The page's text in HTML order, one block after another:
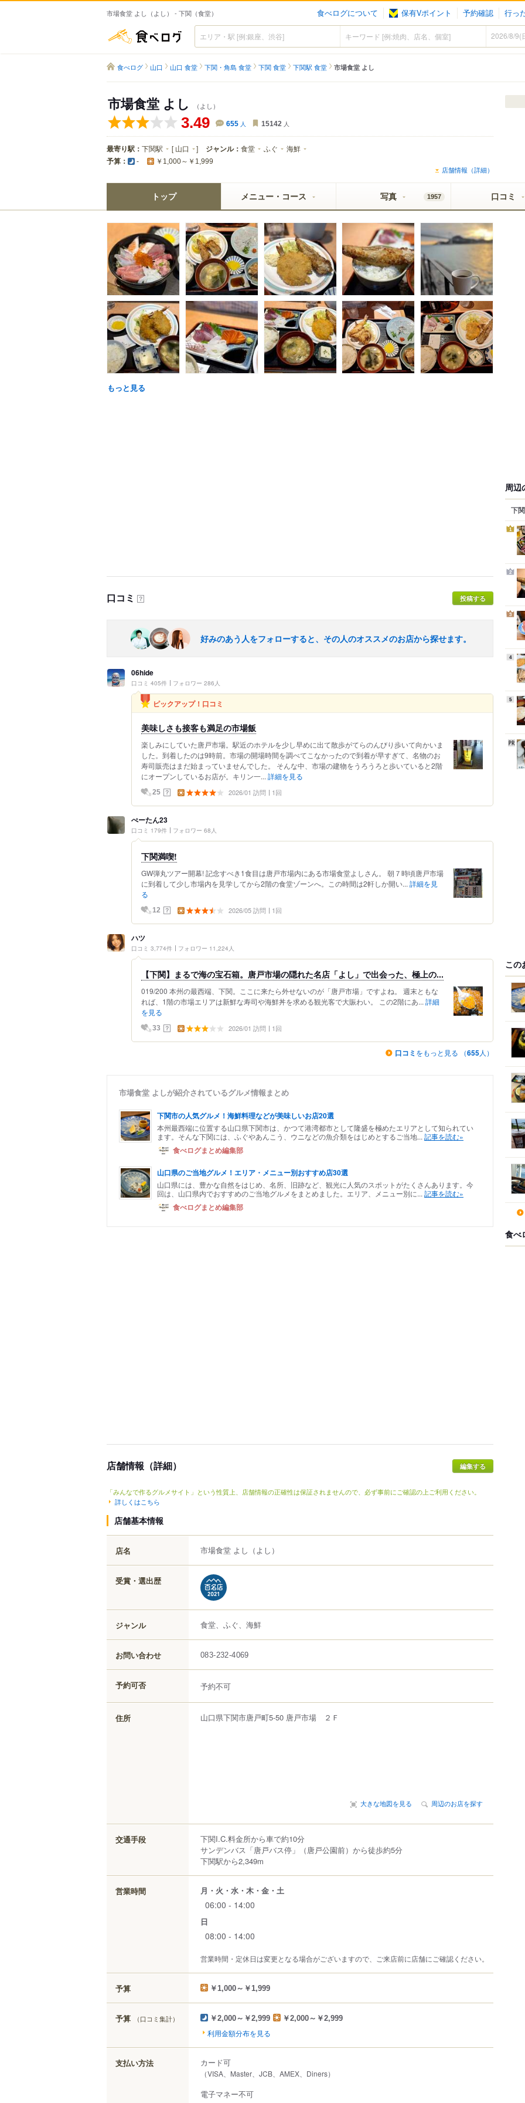
市場食堂 よし（よし） - 下関（食堂） 食べログについて 保有Vポイント 予約確認 行っ
食べログ
食べログ 山口 山口 食堂 下関・角島 食堂 下関 食堂 下関駅 食堂 市場食堂 よし
市場食堂 よし （よし）
3.49 655 人 15142 人
最寄り駅： 下関駅 [ 山口 ] ジャンル： 食堂 ふぐ 海鮮
予算： - ￥1,000～￥1,999
店舗情報（詳細）
トップ メニュー・コース 写真 1957 口コミ
もっと見る
口コミ ？ 投稿する
好みのあう人をフォローすると、その人のオススメのお店から探せます。
06hide
口コミ 405件 フォロワー 286人
ピックアップ！口コミ
美味しさも接客も満足の市場飯
楽しみにしていた唐戸市場。駅近のホテルを少し早めに出て散歩がてらのんびり歩いて向かいま
した。到着したのは9時前。市場の開場時間を調べてこなかったので到着が早すぎて、名物のお
寿司販売はまだ始まっていませんでした。 そんな中、市場の建物をうろうろと歩いていると2階
にオープンしているお店が。キリン一... 詳細を見る
25 ？ 2026/01 訪問 1回
ぺーたん23
口コミ 179件 フォロワー 68人
下関満喫!
GW弾丸ツアー開幕! 記念すべき1食目は唐戸市場内にある市場食堂よしさん。 朝７時頃唐戸市場
に到着して少し市場内を見学してから2階の食堂ゾーンへ。この時間は2軒しか開い... 詳細を見
る
12 ？ 2026/05 訪問 1回
ハツ
口コミ 3,774件 フォロワー 11,224人
【下関】まるで海の宝石箱。唐戸市場の隠れた名店「よし」で出会った、極上の...
019/200 本州の最西端、下関。ここに来たら外せないのが「唐戸市場」ですよね。 週末ともな
れば、1階の市場エリアは新鮮な寿司や海鮮丼を求める観光客で大賑わい。 この2階にあ... 詳細
を見る
33 ？ 2026/01 訪問 1回
口コミ をもっと見る （655人）
市場食堂 よしが紹介されているグルメ情報まとめ
下関市の人気グルメ！海鮮料理などが美味しいお店20選
本州最西端に位置する山口県下関市は、かつて港湾都市として隆盛を極めたエリアとして知られてい
ます。そんな下関には、ふぐやあんこう、ウニなどの魚介類をはじめとするご当地... 記事を読む»
食べログまとめ編集部
山口県のご当地グルメ！エリア・メニュー別おすすめ店30選
山口県には、豊かな自然をはじめ、名所、旧跡など、観光に人気のスポットがたくさんあります。今
回は、山口県内でおすすめのご当地グルメをまとめました。エリア、メニュー別に... 記事を読む»
食べログまとめ編集部
店舗情報（詳細）
「みんなで作るグルメサイト」という性質上、店舗情報の正確性は保証されませんので、必ず事前にご確認の上ご利用ください。
詳しくはこちら
店舗基本情報
店名 市場食堂 よし （よし）
受賞・選出歴
ジャンル 食堂、ふぐ、海鮮
お問い合わせ 083-232-4069
予約可否 予約不可
住所 山口県下関市唐戸町5-50 唐戸市場 ２Ｆ
大きな地図を見る 周辺のお店を探す
交通手段
下関I.C.料金所から車で約10分
サンデンバス「唐戸バス停」（唐戸公園前）から徒歩約5分
下関駅から2,349m
営業時間 月・火・水・木・金・土
06:00 - 14:00
日
08:00 - 14:00
営業時間・定休日は変更となる場合がございますので、ご来店前に店舗にご確認ください。
予算 ￥1,000～￥1,999
予算 （口コミ集計） ￥2,000～￥2,999 ￥2,000～￥2,999
利用金額分布を見る
支払い方法 カード可
（VISA、Master、JCB、AMEX、Diners）
電子マネー不可
周辺
下
1
2
3
4
5
この
食べ